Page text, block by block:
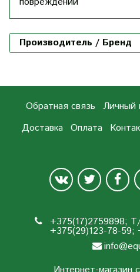
Производитель / Бренд
Обратная связь Личный
Доставка Оплата
+375(17)2759898;
+375(29)123-78-59;